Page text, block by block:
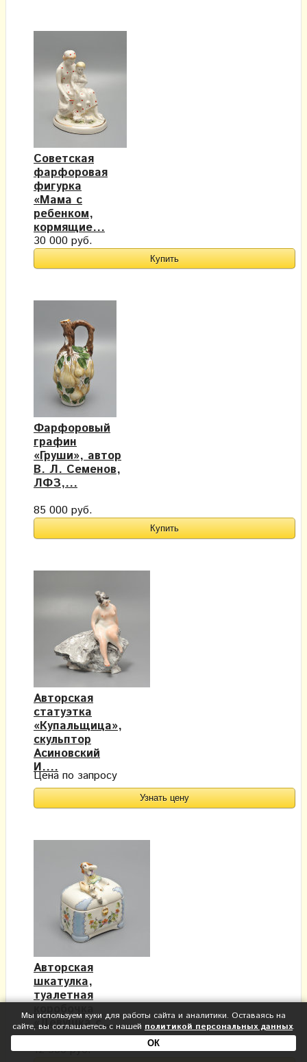
Советская
фарфоровая
фигурка
«Мама с
ребенком,
кормящие...
30 000 руб.
Фарфоровый
графин
«Груши», автор
В. Л. Семенов,
ЛФЗ,...
85 000 руб.
Авторская
статуэтка
«Купальщица»,
скульптор
Асиновский
И....
Цена по запросу
Узнать цену
Авторская
шкатулка,
туалетная
«Девушка с...
12 500 руб.
Мы используем куки для работы сайта и аналитики. Оставаясь на
сайте, вы соглашаетесь с нашей политикой персональных данных.
ОК